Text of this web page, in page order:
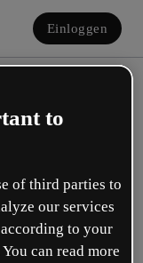
Einloggen
Konto!
to
of third parties to
our services
to your
can read more